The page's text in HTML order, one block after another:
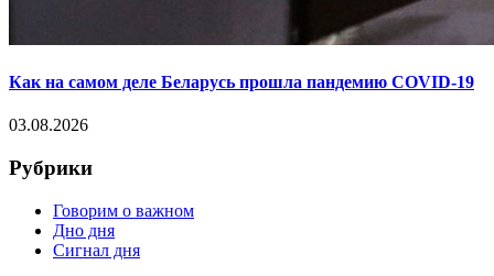
Как на самом деле Беларусь прошла пандемию COVID-19
03.08.2026
Рубрики
Говорим о важном
Дно дня
Сигнал дня